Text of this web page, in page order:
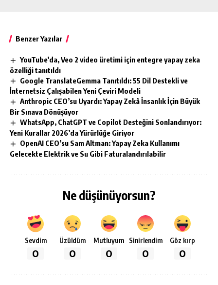
Benzer Yazılar
YouTube’da, Veo 2 video üretimi için entegre yapay zeka
özelliği tanıtıldı
Google TranslateGemma Tanıtıldı: 55 Dil Destekli ve
İnternetsiz Çalışabilen Yeni Çeviri Modeli
Anthropic CEO’su Uyardı: Yapay Zekâ İnsanlık İçin Büyük
Bir Sınava Dönüşüyor
WhatsApp, ChatGPT ve Copilot Desteğini Sonlandırıyor:
Yeni Kurallar 2026’da Yürürlüğe Giriyor
OpenAI CEO’su Sam Altman: Yapay Zeka Kullanımı
Gelecekte Elektrik ve Su Gibi Faturalandırılabilir
Ne düşünüyorsun?
Sevdim
0
Üzüldüm
0
Mutluyum
0
Sinirlendim
0
Göz kırp
0